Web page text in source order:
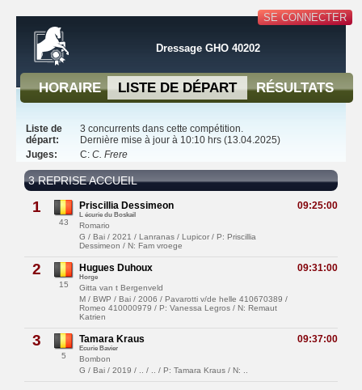
SE CONNECTER
Dressage GHO 40202
HORAIRE LISTE DE DÉPART RÉSULTATS
Liste de
départ:
3 concurrents dans cette compétition.
Dernière mise à jour à 10:10 hrs (13.04.2025)
Juges:
C: C. Frere
3 REPRISE ACCUEIL
1
43
09:25:00
Priscillia Dessimeon
L écurie du Boskail
Romario
G / Bai / 2021 / Lanranas / Lupicor / P: Priscillia
Dessimeon / N: Fam vroege
2
15
09:31:00
Hugues Duhoux
Horge
Gitta van t Bergenveld
M / BWP / Bai / 2006 / Pavarotti v/de helle 410670389 /
Romeo 410000979 / P: Vanessa Legros / N: Remaut
Katrien
3
5
09:37:00
Tamara Kraus
Ecurie Bavier
Bombon
G / Bai / 2019 / .. / .. / P: Tamara Kraus / N: ..